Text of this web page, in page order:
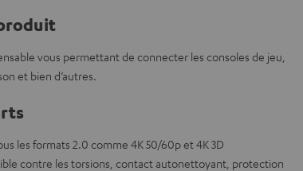
vous permettant de connecter les consoles de jeu,
et bien d’autres.
les formats 2.0 comme 4K 50/60p et 4K 3D
contre les torsions, contact autonettoyant, protection